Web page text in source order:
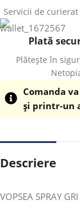
Servicii de
Plată
Plătește în
Comanda
și printr-un
Descriere
VOPSEA SPRAY